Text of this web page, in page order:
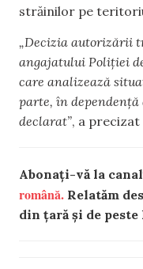
străinilor pe
„Decizia autorizării
angajatului Poliției
care analizează
parte, în dependență
declarat”, a
Abonați-vă la
română. Relatăm
din țară și de peste